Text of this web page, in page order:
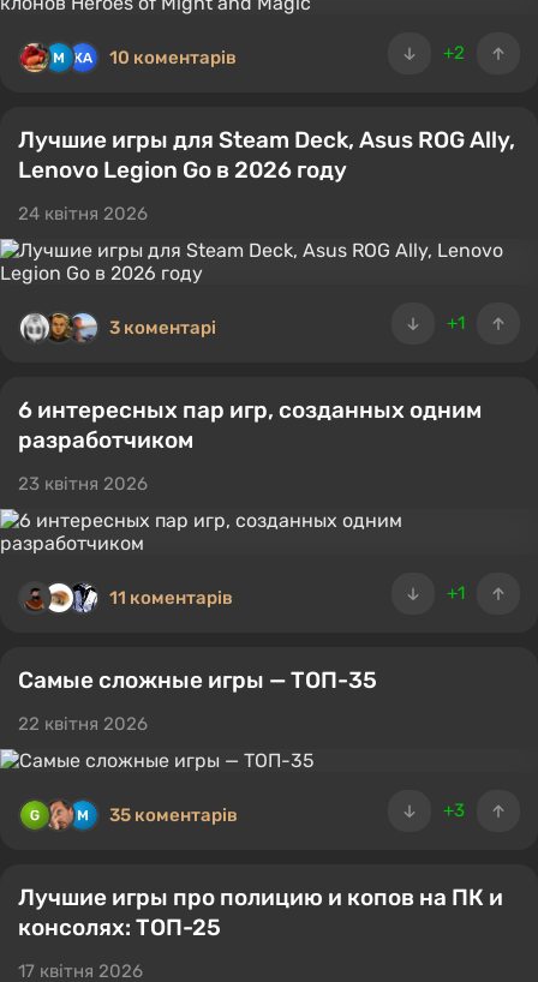
+2
10 коментарів
Лучшие игры для Steam Deck, Asus ROG Ally,
Lenovo Legion Go в 2026 году
24 квітня 2026
+1
3 коментарі
6 интересных пар игр, созданных одним
разработчиком
23 квітня 2026
+1
11 коментарів
Самые сложные игры — ТОП-35
22 квітня 2026
+3
35 коментарів
Лучшие игры про полицию и копов на ПК и
консолях: ТОП-25
17 квітня 2026